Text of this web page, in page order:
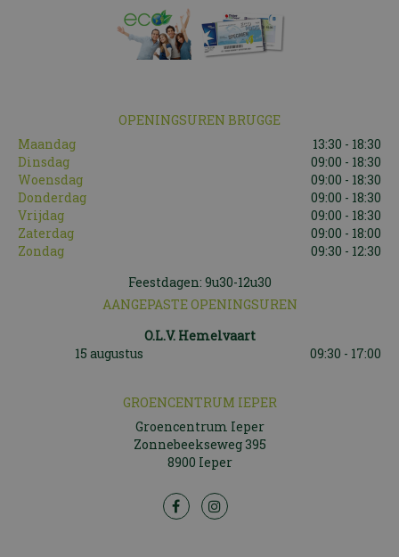
OPENINGSUREN BRUGGE
Maandag
13:30 - 18:30
Dinsdag
09:00 - 18:30
Woensdag
09:00 - 18:30
Donderdag
09:00 - 18:30
Vrijdag
09:00 - 18:30
Zaterdag
09:00 - 18:00
Zondag
09:30 - 12:30
Feestdagen: 9u30-12u30
AANGEPASTE OPENINGSUREN
O.L.V. Hemelvaart
15 augustus
09:30 - 17:00
GROENCENTRUM IEPER
Groencentrum Ieper
Zonnebeekseweg 395
8900 Ieper